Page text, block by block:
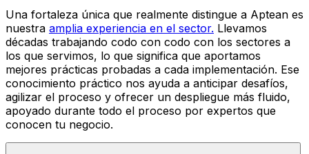
Una fortaleza única que realmente distingue a Aptean es
nuestra amplia experiencia en el sector. Llevamos
décadas trabajando codo con codo con los sectores a
los que servimos, lo que significa que aportamos
mejores prácticas probadas a cada implementación. Ese
conocimiento práctico nos ayuda a anticipar desafíos,
agilizar el proceso y ofrecer un despliegue más fluido,
apoyado durante todo el proceso por expertos que
conocen tu negocio.